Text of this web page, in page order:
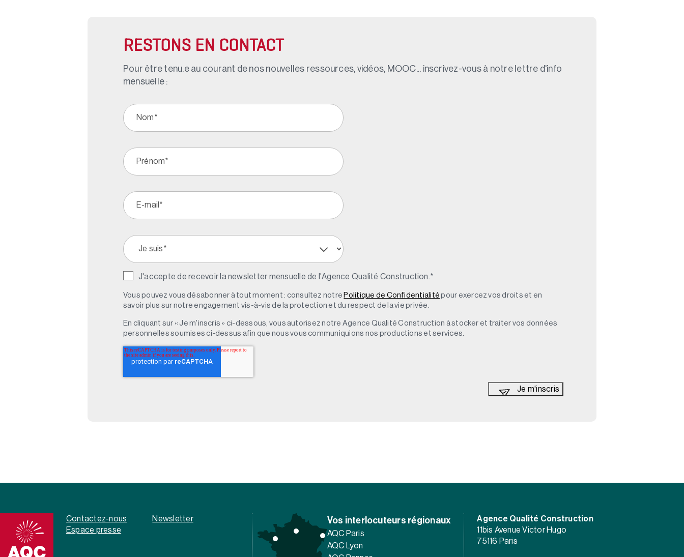
RESTONS EN CONTACT
Pour être tenu.e au courant de nos nouvelles ressources, vidéos, MOOC... inscrivez-vous à notre lettre d'info
mensuelle :
J'accepte de recevoir la newsletter mensuelle de l'Agence Qualité Construction. *
Vous pouvez vous désabonner à tout moment : consultez notre Politique de Confidentialité pour exercez vos droits et en
savoir plus sur notre engagement vis-à-vis de la protection et du respect de la vie privée.
En cliquant sur « Je m'inscris » ci-dessous, vous autorisez notre Agence Qualité Construction à stocker et traiter vos données
personnelles soumises ci-dessus afin que nous vous communiquions nos productions et services.
Contactez-nous
Newsletter
Espace presse
Vos interlocuteurs régionaux
AQC Paris
AQC Lyon
Agence Qualité Construction
11bis Avenue Victor Hugo
75116 Paris